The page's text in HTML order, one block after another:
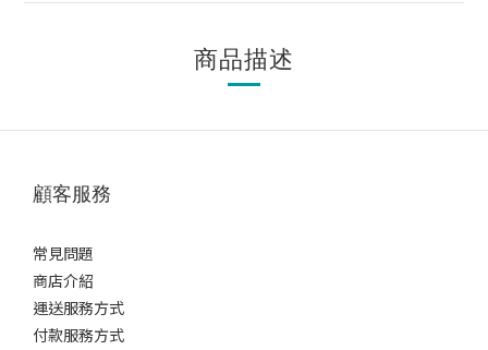
商品描述
顧客服務
常見問題
商店介紹
運送服務方式
付款服務方式